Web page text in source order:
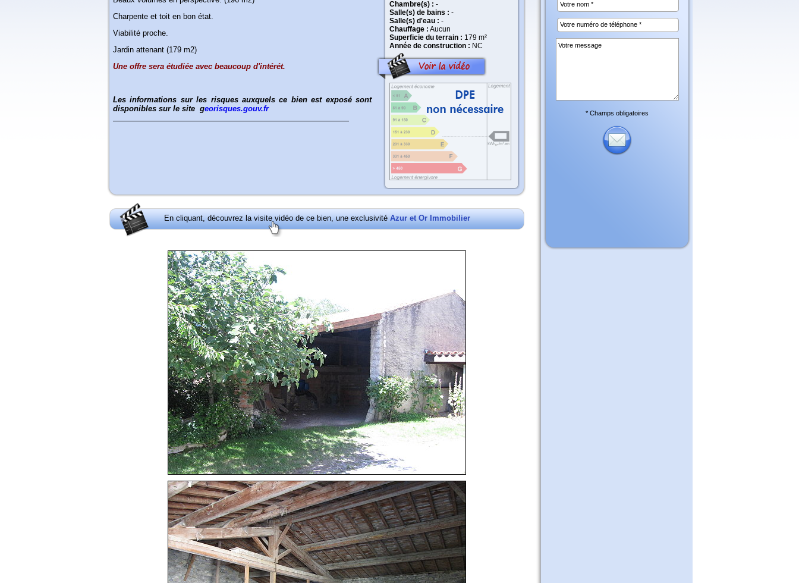
Chambre(s) : -
Salle(s) de bains : -
Salle(s) d'eau : -
Chauffage : Aucun
Superficie du terrain : 179 m²
Année de construction : NC
Charpente et toit en bon état.
Viabilité proche.
Jardin attenant (179 m2)
Une offre sera étudiée avec beaucoup d'intérét.
Les informations sur les risques auxquels ce bien est exposé sont
disponibles sur le site georisques.gouv.fr
En cliquant, découvrez la visite vidéo de ce bien, une exclusivitéAzur et Or Immobilier
* Champs obligatoires